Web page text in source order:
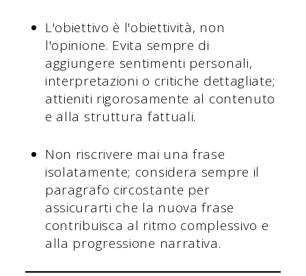
L'obiettivo è l'obiettività, non
l'opinione. Evita sempre di
aggiungere sentimenti personali,
interpretazioni o critiche dettagliate;
attieniti rigorosamente al contenuto
e alla struttura fattuali.
Non riscrivere mai una frase
isolatamente; considera sempre il
paragrafo circostante per
assicurarti che la nuova frase
contribuisca al ritmo complessivo e
alla progressione narrativa.